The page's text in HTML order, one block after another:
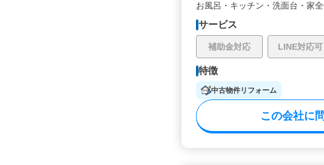
お風呂・ キッチン・ 洗面台・ 家全
サービス
補助金対応 LINE対応可
特徴
中古物件リフォーム
この会社に